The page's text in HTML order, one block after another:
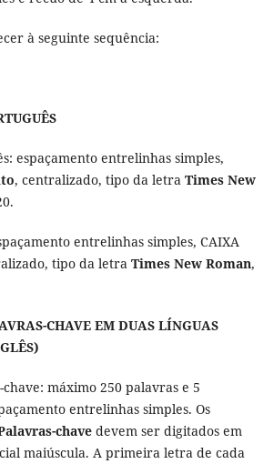
à seguinte sequência:
espaçamento entrelinhas simples,
, centralizado, tipo da letra Times New
entrelinhas simples, CAIXA
tipo da letra Times New Roman,
CHAVE EM DUAS LÍNGUAS
máximo 250 palavras e 5
entrelinhas simples. Os
chave devem ser digitados em
maiúscula. A primeira letra de cada